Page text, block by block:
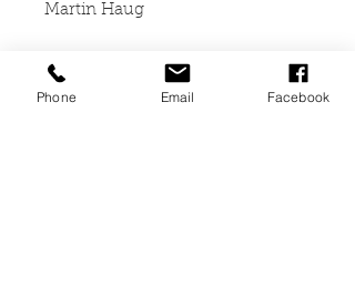
Martin Haug
Die einen guten Kampf gekämpft
Phone Email Facebook